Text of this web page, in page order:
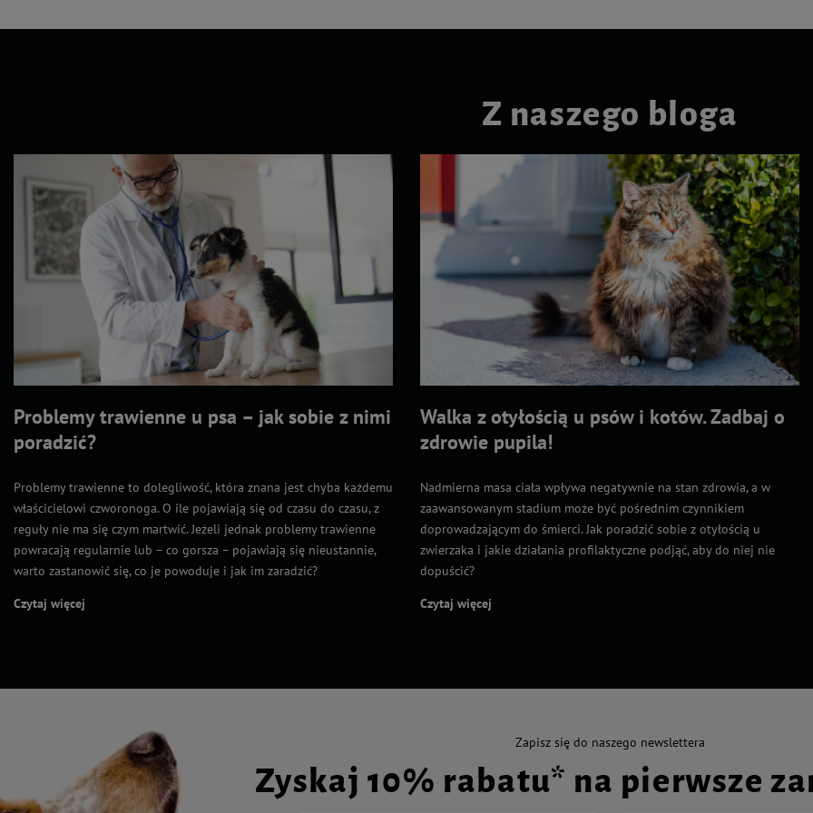
Z naszego bloga
Problemy trawienne u psa – jak sobie z nimi
poradzić?
Problemy trawienne to dolegliwość, która znana jest chyba każdemu
właścicielowi czworonoga. O ile pojawiają się od czasu do czasu, z
reguły nie ma się czym martwić. Jeżeli jednak problemy trawienne
powracają regularnie lub – co gorsza – pojawiają się nieustannie,
warto zastanowić się, co je powoduje i jak im zaradzić?
Czytaj więcej
Walka z otyłością u psów i kotów. Zadbaj o
zdrowie pupila!
Nadmierna masa ciała wpływa negatywnie na stan zdrowia, a w
zaawansowanym stadium może być pośrednim czynnikiem
doprowadzającym do śmierci. Jak poradzić sobie z otyłością u
zwierzaka i jakie działania profilaktyczne podjąć, aby do niej nie
dopuścić?
Czytaj więcej
Zapisz się do naszego newslettera
Zyskaj 10% rabatu* na pierwsze